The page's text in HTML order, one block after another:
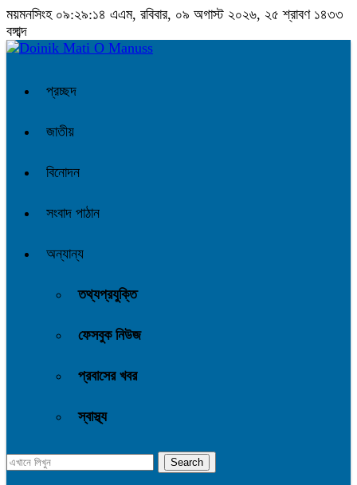
ময়মনসিংহ ০৯:২৯:১৫ এএম, রবিবার, ০৯ অগাস্ট ২০২৬, ২৫ শ্রাবণ ১৪৩৩
বঙ্গাব্দ
প্রচ্ছদ
জাতীয়
বিনোদন
সংবাদ পাঠান
অন্যান্য
তথ্যপ্রযুক্তি
ফেসবুক নিউজ
প্রবাসের খবর
স্বাস্থ্য